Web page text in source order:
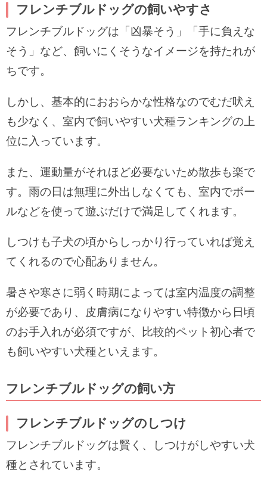
フレンチブルドッグの飼いやすさ
フレンチブルドッグは「凶暴そう」「手に負えな
そう」など、飼いにくそうなイメージを持たれが
ちです。
しかし、基本的におおらかな性格なのでむだ吠え
も少なく、室内で飼いやすい犬種ランキングの上
位に入っています。
また、運動量がそれほど必要ないため散歩も楽で
す。雨の日は無理に外出しなくても、室内でボー
ルなどを使って遊ぶだけで満足してくれます。
しつけも子犬の頃からしっかり行っていれば覚え
てくれるので心配ありません。
暑さや寒さに弱く時期によっては室内温度の調整
が必要であり、皮膚病になりやすい特徴から日頃
のお手入れが必須ですが、比較的ペット初心者で
も飼いやすい犬種といえます。
フレンチブルドッグの飼い方
フレンチブルドッグのしつけ
フレンチブルドッグは賢く、しつけがしやすい犬
種とされています。